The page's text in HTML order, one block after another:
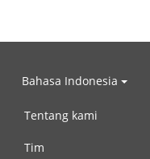
Bahasa Indonesia
Tentang kami
Tim